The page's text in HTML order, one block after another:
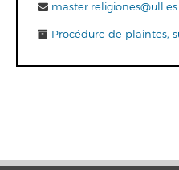
master.religiones@ull.es
Procédure de plaintes,